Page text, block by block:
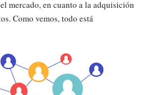
mercado, en cuanto a la adquisición
Como vemos, todo está